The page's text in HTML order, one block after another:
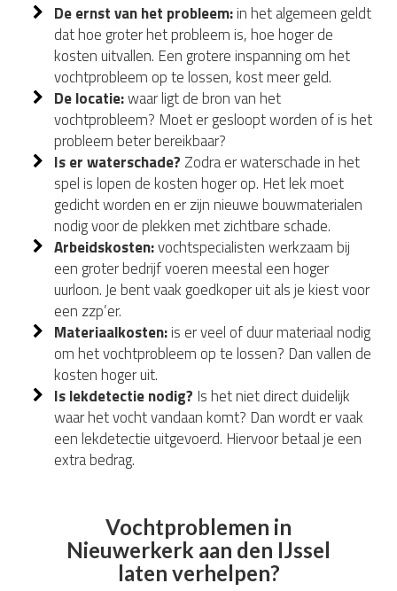
De ernst van het probleem:in het algemeen geldt
dat hoe groter het probleem is, hoe hoger de
kosten uitvallen. Een grotere inspanning om het
vochtprobleem op te lossen, kost meer geld.
De locatie:waar ligt de bron van het
vochtprobleem? Moet er gesloopt worden of is het
probleem beter bereikbaar?
Is er waterschade? Zodra er waterschade in het
spel is lopen de kosten hoger op. Het lek moet
gedicht worden en er zijn nieuwe bouwmaterialen
nodig voor de plekken met zichtbare schade.
Arbeidskosten:vochtspecialisten werkzaam bij
een groter bedrijf voeren meestal een hoger
uurloon. Je bent vaak goedkoper uit als je kiest voor
een zzp’er.
Materiaalkosten:is er veel of duur materiaal nodig
om het vochtprobleem op te lossen? Dan vallen de
kosten hoger uit.
Is lekdetectie nodig? Is het niet direct duidelijk
waar het vocht vandaan komt? Dan wordt er vaak
een lekdetectie uitgevoerd. Hiervoor betaal je een
extra bedrag.
Vochtproblemen in
Nieuwerkerk aan den IJssel
laten verhelpen?